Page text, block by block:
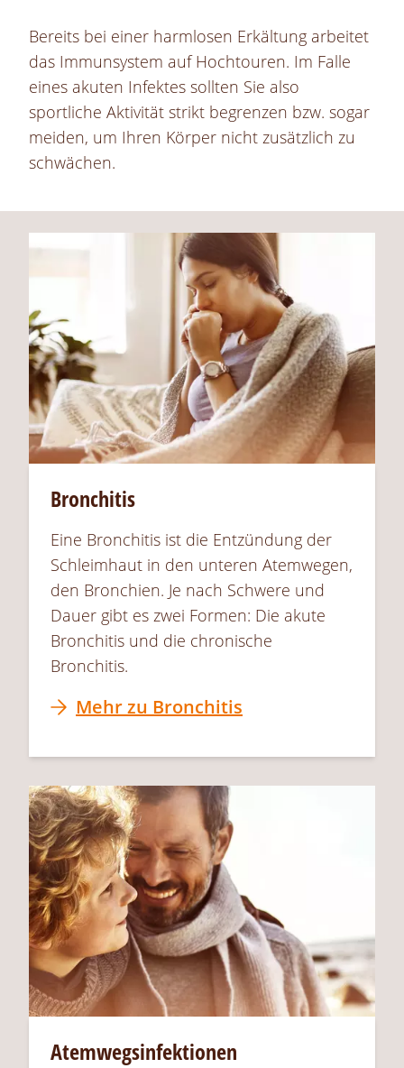
Bereits bei einer harmlosen Erkältung arbeitet
das Immunsystem auf Hochtouren. Im Falle
eines akuten Infektes sollten Sie also
sportliche Aktivität strikt begrenzen bzw. sogar
meiden, um Ihren Körper nicht zusätzlich zu
schwächen.
Eine Bronchitis ist die Entzündung der
Schleimhaut in den unteren Atemwegen,
den Bronchien. Je nach Schwere und
Dauer gibt es zwei Formen: Die akute
Bronchitis und die chronische
Bronchitis.
Mehr zu Bronchitis
Bronchitis
Atemwegsinfektionen